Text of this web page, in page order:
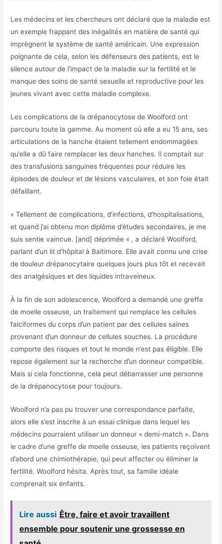
Les médecins et les chercheurs ont déclaré que la maladie est
un exemple frappant des inégalités en matière de santé qui
imprègnent le système de santé américain. Une expression
poignante de cela, selon les défenseurs des patients, est le
silence autour de l’impact de la maladie sur la fertilité et le
manque des soins de santé sexuelle et reproductive pour les
jeunes vivant avec cette maladie complexe.
Les complications de la drépanocytose de Woolford ont
parcouru toute la gamme. Au moment où elle a eu 15 ans, ses
articulations de la hanche étaient tellement endommagées
qu’elle a dû faire remplacer les deux hanches. Il comptait sur
des transfusions sanguines fréquentes pour réduire les
épisodes de douleur et de lésions vasculaires, et son foie était
défaillant.
« Tellement de complications, d’infections, d’hospitalisations,
et quand j’ai obtenu mon diplôme d’études secondaires, je me
suis sentie vaincue. [and] déprimée « , a déclaré Woolford,
parlant d’un lit d’hôpital à Baltimore. Elle avait connu une crise
de douleur drépanocytaire quelques jours plus tôt et recevait
des analgésiques et des liquides intraveineux.
À la fin de son adolescence, Woolford a demandé une greffe
de moelle osseuse, un traitement qui remplace les cellules
falciformes du corps d’un patient par des cellules saines
provenant d’un donneur de cellules souches. La procédure
comporte des risques et tout le monde n’est pas éligible. Elle
repose également sur la recherche d’un donneur compatible.
Mais si cela fonctionne, cela peut débarrasser une personne
de la drépanocytose pour toujours.
Woolford n’a pas pu trouver une correspondance parfaite,
alors elle s’est inscrite à un essai clinique dans lequel les
médecins pourraient utiliser un donneur « demi-match ». Dans
le cadre d’une greffe de moelle osseuse, les patients reçoivent
d’abord une chimiothérapie, qui peut affecter ou éliminer la
fertilité. Woolford hésita. Après tout, sa famille idéale
comprenait six enfants.
Lire aussi Être, faire et avoir travaillent
ensemble pour soutenir une grossesse en